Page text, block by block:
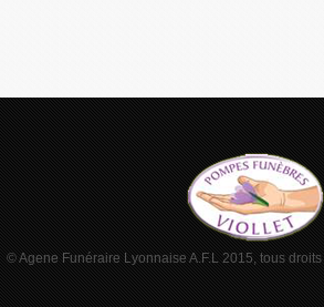
© Agene Funéraire Lyonnaise A.F.L 2015, tous droits